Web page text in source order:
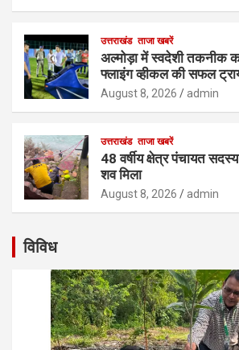
उत्तराखंड ताजा खबरें
अल्मोड़ा में स्वदेशी तकनीक
फ्लाइंग व्हीकल की सफल
August 8, 2026 admin
उत्तराखंड ताजा खबरें
48 वर्षीय क्षेत्र पंचायत
शव मिला
August 8, 2026 admin
विविध